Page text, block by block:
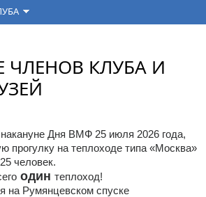
КЛУБА И
Дня ВМФ 25 июля 2026 года,
прогулку на теплоходе типа «Москва»
человек.
один теплоход!
на Румянцевском спуске